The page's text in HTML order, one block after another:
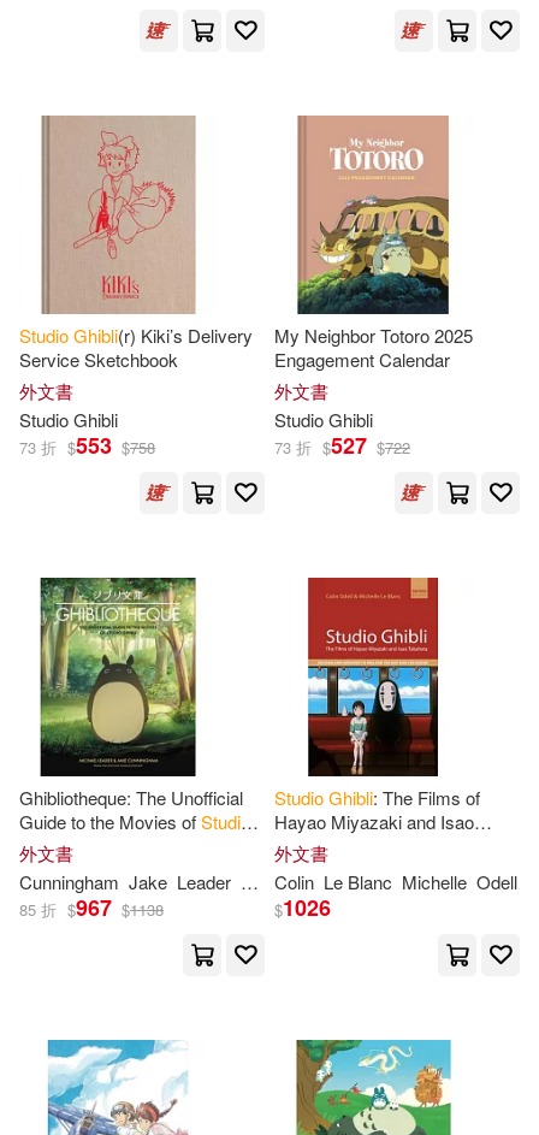
StudioGhibli(r) Kiki’s Delivery
Service Sketchbook
外文書
StudioGhibli
73 折 $553 $758
My Neighbor Totoro 2025
Engagement Calendar
外文書
StudioGhibli
73 折 $527 $722
Ghibliotheque: The Unofficial
Guide to the Movies ofStudio
Ghibli
外文書
Cunningham Jake Leader Michael
85 折 $967 $1138
StudioGhibli: The Films of
Hayao Miyazaki and Isao
Takahata
外文書
Colin Le Blanc Michelle Odell
$1026